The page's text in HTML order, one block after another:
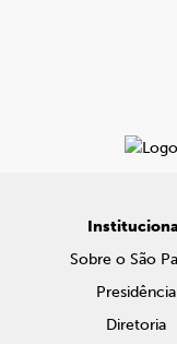
Sobre o São
Presidência
Diretoria